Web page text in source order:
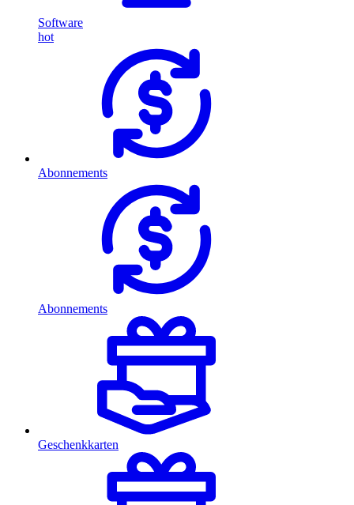
Software
hot
Abonnements
Abonnements
Geschenkkarten